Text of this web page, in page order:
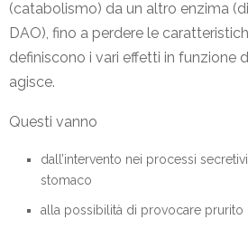
(catabolismo) da un altro enzima
DAO), fino a perdere le
definiscono i vari effetti in funzione
agisce.
Questi vanno
dall’intervento nei processi
stomaco
alla possibilità di provocare prurito